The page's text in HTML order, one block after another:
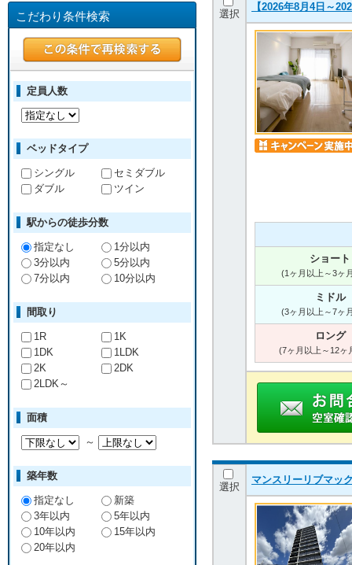
選択
【2026年8月4日～
ショート
(1ヶ月以上～3ヶ
ミドル
(3ヶ月以上～7ヶ
ロング
(7ヶ月以上～12ヶ
選択
マンスリーリブマッ
こだわり条件検索
定員人数
ベッドタイプ
シングル
セミダブル
ダブル
ツイン
駅からの徒歩分数
指定なし
1分以内
3分以内
5分以内
7分以内
10分以内
間取り
1R
1K
1DK
1LDK
2K
2DK
2LDK～
面積
～
築年数
指定なし
新築
3年以内
5年以内
10年以内
15年以内
20年以内